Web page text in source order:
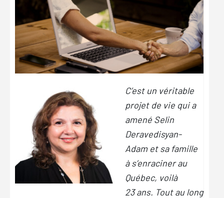
C’est un véritable
projet de vie qui a
amené Selin
Deravedisyan-
Adam et sa famille
à s’enraciner au
Québec, voilà
23 ans. Tout au long